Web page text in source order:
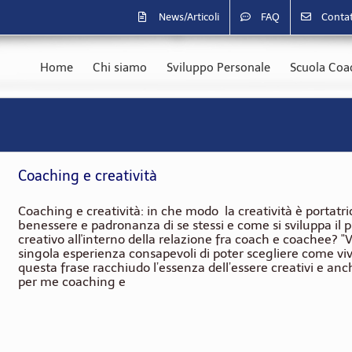
News/Articoli FAQ
Home Chi siamo Sviluppo Personale Scuola
Coaching e creatività
Coaching e creatività: in che modo la creatività è
benessere e padronanza di se stessi e come si sviluppa il
creativo all'interno della relazione fra coach e coachee?
singola esperienza consapevoli di poter scegliere come
questa frase racchiudo l’essenza dell’essere creativi e
per me coaching e